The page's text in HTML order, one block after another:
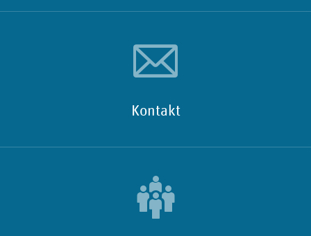
Kontakt